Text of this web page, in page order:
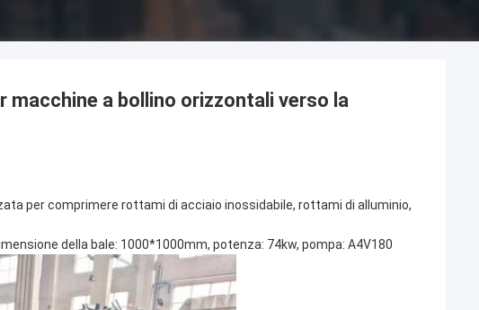
macchine a bollino orizzontali verso la
per comprimere rottami di acciaio inossidabile, rottami di alluminio,
della bale: 1000*1000mm, potenza: 74kw, pompa: A4V180